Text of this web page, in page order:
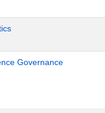
Governance